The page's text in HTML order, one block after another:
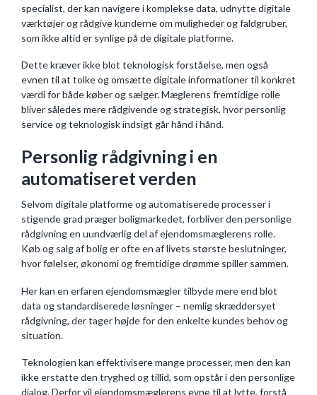
specialist, der kan navigere i komplekse data, udnytte digitale
værktøjer og rådgive kunderne om muligheder og faldgruber,
som ikke altid er synlige på de digitale platforme.
Dette kræver ikke blot teknologisk forståelse, men også
evnen til at tolke og omsætte digitale informationer til konkret
værdi for både køber og sælger. Mæglerens fremtidige rolle
bliver således mere rådgivende og strategisk, hvor personlig
service og teknologisk indsigt går hånd i hånd.
Personlig rådgivning i en
automatiseret verden
Selvom digitale platforme og automatiserede processer i
stigende grad præger boligmarkedet, forbliver den personlige
rådgivning en uundværlig del af ejendomsmæglerens rolle.
Køb og salg af bolig er ofte en af livets største beslutninger,
hvor følelser, økonomi og fremtidige drømme spiller sammen.
Her kan en erfaren ejendomsmægler tilbyde mere end blot
data og standardiserede løsninger – nemlig skræddersyet
rådgivning, der tager højde for den enkelte kundes behov og
situation.
Teknologien kan effektivisere mange processer, men den kan
ikke erstatte den tryghed og tillid, som opstår i den personlige
dialog. Derfor vil ejendomsmæglerens evne til at lytte, forstå